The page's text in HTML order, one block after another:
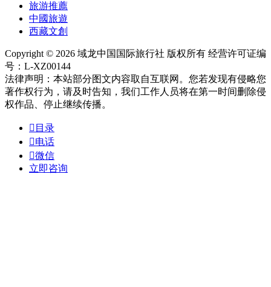
旅游推薦
中國旅遊
西藏文創
Copyright © 2026 域龙中国国际旅行社 版权所有 经营许可证编
号：L-XZ00144
法律声明：本站部分图文内容取自互联网。您若发现有侵略您
著作权行为，请及时告知，我们工作人员将在第一时间删除侵
权作品、停止继续传播。
 目录
电话
微信
立即咨询